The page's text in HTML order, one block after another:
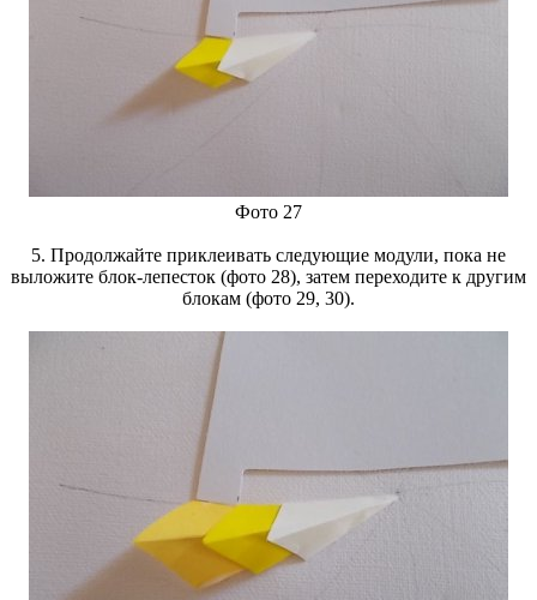
Фото 27
5. Продолжайте приклеивать следующие модули, пока не
выложите блок-лепесток (фото 28), затем переходите к другим
блокам (фото 29, 30).